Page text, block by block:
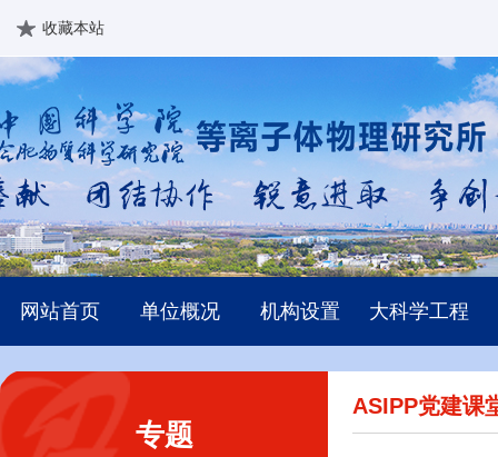
收藏本站
网站首页 单位概况 机构设置 大科学工程
专题
ASIPP党建课